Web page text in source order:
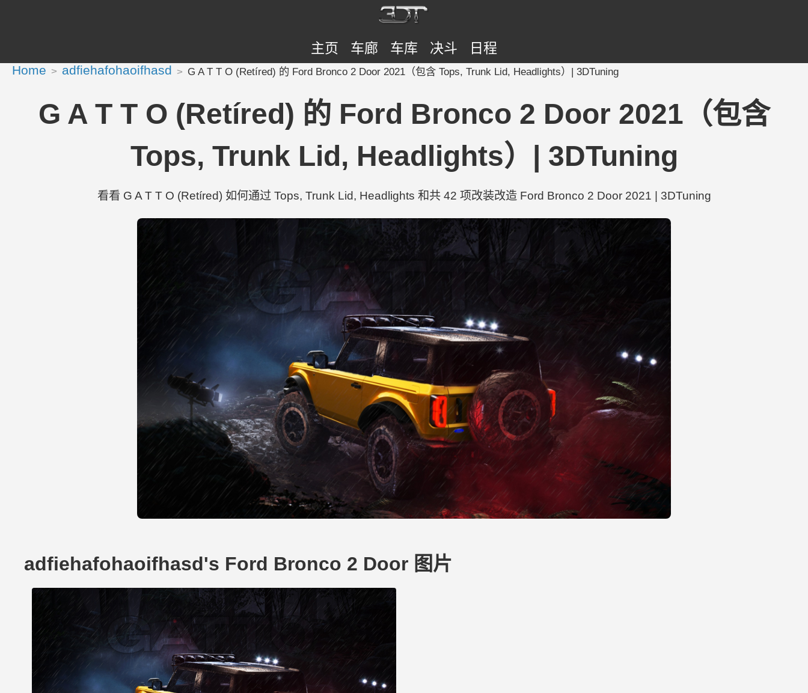
主页 车廊 车库 决斗 日程
Home adfiehafohaoifhasd G A T T O (Retíred) 的 Ford Bronco 2 Door 2021（包含 Tops, Trunk Lid, Headlights）| 3DTuning
G A T T O (Retíred) 的 Ford Bronco 2 Door 2021（包含
Tops, Trunk Lid, Headlights）| 3DTuning
看看 G A T T O (Retíred) 如何通过 Tops, Trunk Lid, Headlights 和共 42 项改装改造 Ford Bronco 2 Door 2021 | 3DTuning
adfiehafohaoifhasd's Ford Bronco 2 Door 图片